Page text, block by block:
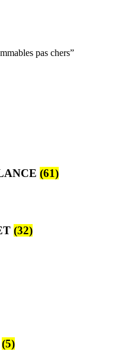
pas chers”
(61)
(32)
(5)